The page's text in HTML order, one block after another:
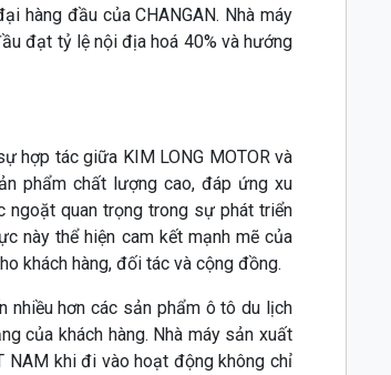
hàng đầu của CHANGAN. Nhà máy
đạt tỷ lệ nội địa hoá 40% và hướng
hợp tác giữa KIM LONG MOTOR và
phẩm chất lượng cao, đáp ứng xu
ngoặt quan trọng trong sự phát triển
này thể hiện cam kết mạnh mẽ của
khách hàng, đối tác và cộng đồng.
nhiều hơn các sản phẩm ô tô du lịch
của khách hàng. Nhà máy sản xuất
NAM khi đi vào hoạt động không chỉ